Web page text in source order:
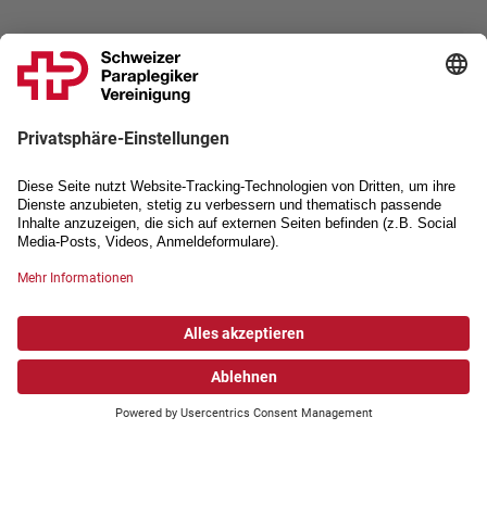
Bewegen Sie mit uns.